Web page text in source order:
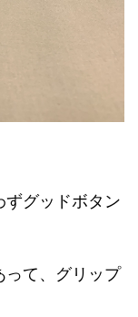
ずグッドボタン
って、グリップ